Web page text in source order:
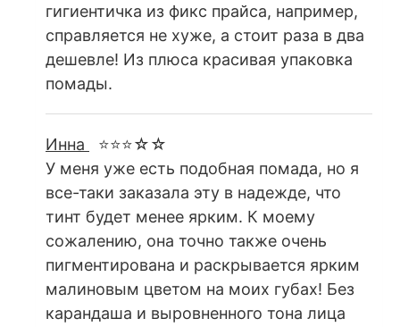
гигиентичка из фикс прайса, например,
справляется не хуже, а стоит раза в два
дешевле! Из плюса красивая упаковка
помады.
Инна
⭐⭐⭐☆☆
У меня уже есть подобная помада, но я
все-таки заказала эту в надежде, что
тинт будет менее ярким. К моему
сожалению, она точно также очень
пигментирована и раскрывается ярким
малиновым цветом на моих губах! Без
карандаша и выровненного тона лица